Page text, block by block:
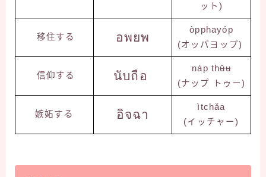
ット)
移住する อพยพ
òpphayóp
(オッパヨップ)
信仰する นับถือ
náp thʉ̌ʉ
(ナップ トゥー)
嫉妬する อิจฉา
ìtchǎa
(イッチャー)